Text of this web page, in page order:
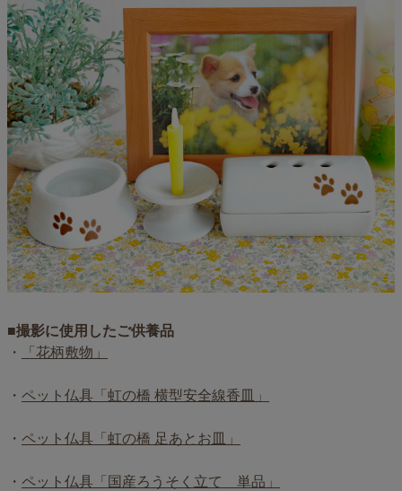
■撮影に使用したご供養品
・
「花柄敷物」
・ ペット仏具「虹の橋 横型安全線香皿」
・ ペット仏具「虹の橋 足あとお皿」
・ ペット仏具「国産ろうそく立て 単品」